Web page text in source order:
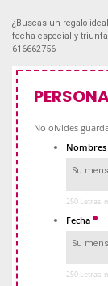
¿Buscas un regalo
fecha especial y
616662756
No olvides
Nombres
250 Letras.
Fecha
250 Letras.